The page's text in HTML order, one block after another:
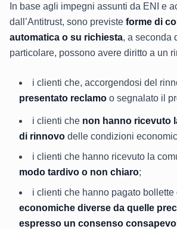
In base agli impegni assunti da ENI e
dall’Antitrust, sono previste forme di
automatica o su richiesta, a seconda
particolare, possono avere diritto a un
i clienti che, accorgendosi del
presentato reclamo o segnalato il
i clienti che non hanno ricevuto
di rinnovo delle condizioni
i clienti che hanno ricevuto la
modo tardivo o non chiaro;
i clienti che hanno pagato bollette
economiche diverse da quelle
espresso un consenso